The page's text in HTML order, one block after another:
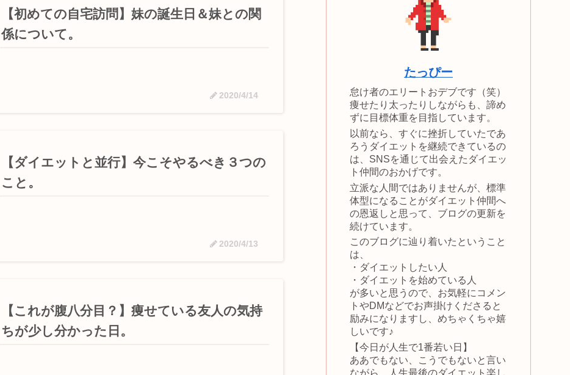
【初めての自宅訪問】妹の誕生日＆妹との関
係について。
2020/4/14
【ダイエットと並行】今こそやるべき３つの
こと。
2020/4/13
【これが腹八分目？】痩せている友人の気持
ちが少し分かった日。
たっぴー
怠け者のエリートおデブです（笑）
痩せたり太ったりしながらも、諦め
ずに目標体重を目指しています。
以前なら、すぐに挫折していたであ
ろうダイエットを継続できているの
は、SNSを通じて出会えたダイエッ
ト仲間のおかげです。
立派な人間ではありませんが、標準
体型になることがダイエット仲間へ
の恩返しと思って、ブログの更新を
続けています。
このブログに辿り着いたということ
は、
・ダイエットしたい人
・ダイエットを始めている人
が多いと思うので、お気軽にコメン
トやDMなどでお声掛けくださると
励みになりますし、めちゃくちゃ嬉
しいです♪
【今日が人生で1番若い日】
ああでもない、こうでもないと言い
ながら、人生最後のダイエット楽し